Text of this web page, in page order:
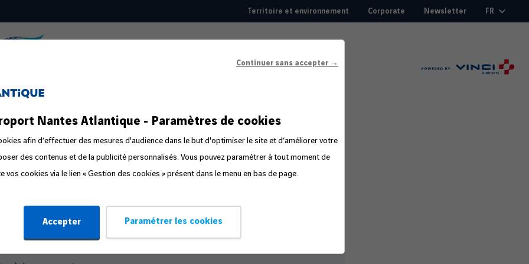
Continuer sans accepter →
Nantes Atlantique - Paramètres de cookies
afin d’effectuer des mesures d'audience dans le but d'optimiser le site et d’améliorer votre
des contenus et de la publicité personnalisés. Vous pouvez paramétrer à tout moment de
vos cookies via le lien « Gestion des cookies » présent dans le menu en bas de page.
Accepter Paramétrer les cookies
Territoire et environnement Corporate Newsletter FR
votre départ
étapes du voyage
de la peur en avion
en famille ou avec un bébé